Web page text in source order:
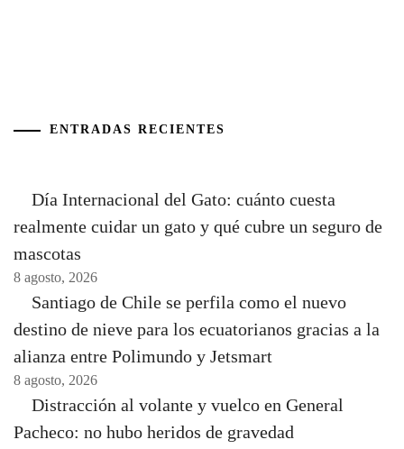
ENTRADAS RECIENTES
Día Internacional del Gato: cuánto cuesta
realmente cuidar un gato y qué cubre un seguro de
mascotas
8 agosto, 2026
Santiago de Chile se perfila como el nuevo
destino de nieve para los ecuatorianos gracias a la
alianza entre Polimundo y Jetsmart
8 agosto, 2026
Distracción al volante y vuelco en General
Pacheco: no hubo heridos de gravedad